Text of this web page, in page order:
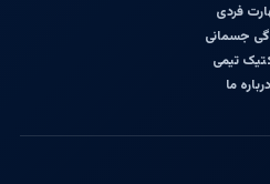
فردی
جسمانی
تیمی
درباره ما